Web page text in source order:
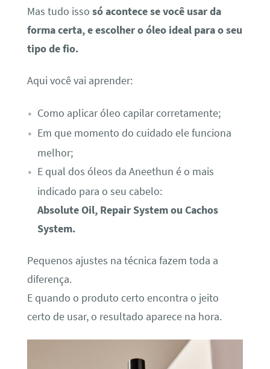
Mas tudo isso só acontece se você usar da
forma certa, e escolher o óleo ideal para o seu
tipo de fio.
Aqui você vai aprender:
Como aplicar óleo capilar corretamente;
Em que momento do cuidado ele funciona
melhor;
E qual dos óleos da Aneethun é o mais
indicado para o seu cabelo:
Absolute Oil, Repair System ou Cachos
System.
Pequenos ajustes na técnica fazem toda a
diferença.
E quando o produto certo encontra o jeito
certo de usar, o resultado aparece na hora.